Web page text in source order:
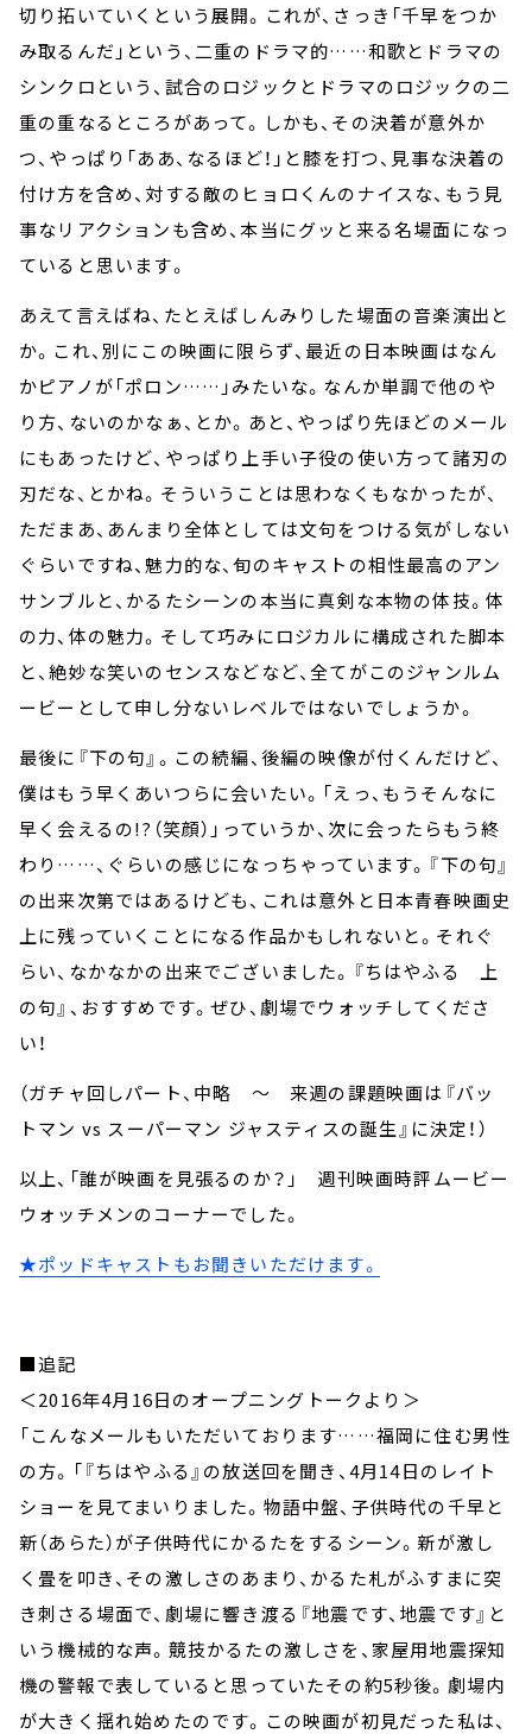
切り拓いていくという展開。これが、さっき「千早をつか
み取るんだ」という、二重のドラマ的……和歌とドラマの
シンクロという、試合のロジックとドラマのロジックの二
重の重なるところがあって。しかも、その決着が意外か
つ、やっぱり「ああ、なるほど！」と膝を打つ、見事な決着の
付け方を含め、対する敵のヒョロくんのナイスな、もう見
事なリアクションも含め、本当にグッと来る名場面になっ
ていると思います。
あえて言えばね、たとえばしんみりした場面の音楽演出と
か。これ、別にこの映画に限らず、最近の日本映画はなん
かピアノが「ポロン……」みたいな。なんか単調で他のや
り方、ないのかなぁ、とか。あと、やっぱり先ほどのメール
にもあったけど、やっぱり上手い子役の使い方って諸刃の
刃だな、とかね。そういうことは思わなくもなかったが、
ただまあ、あんまり全体としては文句をつける気がしない
ぐらいですね、魅力的な、旬のキャストの相性最高のアン
サンブルと、かるたシーンの本当に真剣な本物の体技。体
の力、体の魅力。そして巧みにロジカルに構成された脚本
と、絶妙な笑いのセンスなどなど、全てがこのジャンルム
ービーとして申し分ないレベルではないでしょうか。
最後に『下の句』。この続編、後編の映像が付くんだけど、
僕はもう早くあいつらに会いたい。「えっ、もうそんなに
早く会えるの!?（笑顔）」っていうか、次に会ったらもう終
わり……、ぐらいの感じになっちゃっています。『下の句』
の出来次第ではあるけども、これは意外と日本青春映画史
上に残っていくことになる作品かもしれないと。それぐ
らい、なかなかの出来でございました。『ちはやふる 上
の句』、おすすめです。ぜひ、劇場でウォッチしてくださ
い！
（ガチャ回しパート、中略 ～ 来週の課題映画は『バッ
トマン vs スーパーマン ジャスティスの誕生』に決定！）
以上、「誰が映画を見張るのか？」 週刊映画時評ムービー
ウォッチメンのコーナーでした。
★ポッドキャストもお聞きいただけます。
■追記
＜2016年4月16日のオープニングトークより＞
「こんなメールもいただいております……福岡に住む男性
の方。「『ちはやふる』の放送回を聞き、4月14日のレイト
ショーを見てまいりました。物語中盤、子供時代の千早と
新（あらた）が子供時代にかるたをするシーン。新が激し
く畳を叩き、その激しさのあまり、かるた札がふすまに突
き刺さる場面で、劇場に響き渡る『地震です、地震です』と
いう機械的な声。競技かるたの激しさを、家屋用地震探知
機の警報で表していると思っていたその約5秒後。劇場内
が大きく揺れ始めたのです。この映画が初見だった私は、